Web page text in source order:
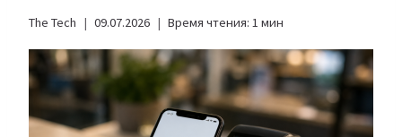
The Tech 09.07.2026 Время чтения: 1 мин